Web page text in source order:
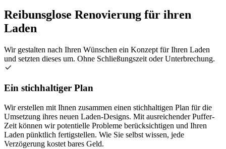
Reibunsglose Renovierung für ihren
Laden
Wir gestalten nach Ihren Wünschen ein Konzept für Ihren Laden
und setzten dieses um. Ohne Schließungszeit oder Unterbrechung.
Ein stichhaltiger Plan
Wir erstellen mit Ihnen zusammen einen stichhaltigen Plan für die
Umsetzung ihres neuen Laden-Designs. Mit ausreichender Puffer-
Zeit können wir potentielle Probleme berücksichtigen und Ihren
Laden pünktlich fertigstellen. Wie Sie selbst wissen, jede
Verzögerung kostet bares Geld.